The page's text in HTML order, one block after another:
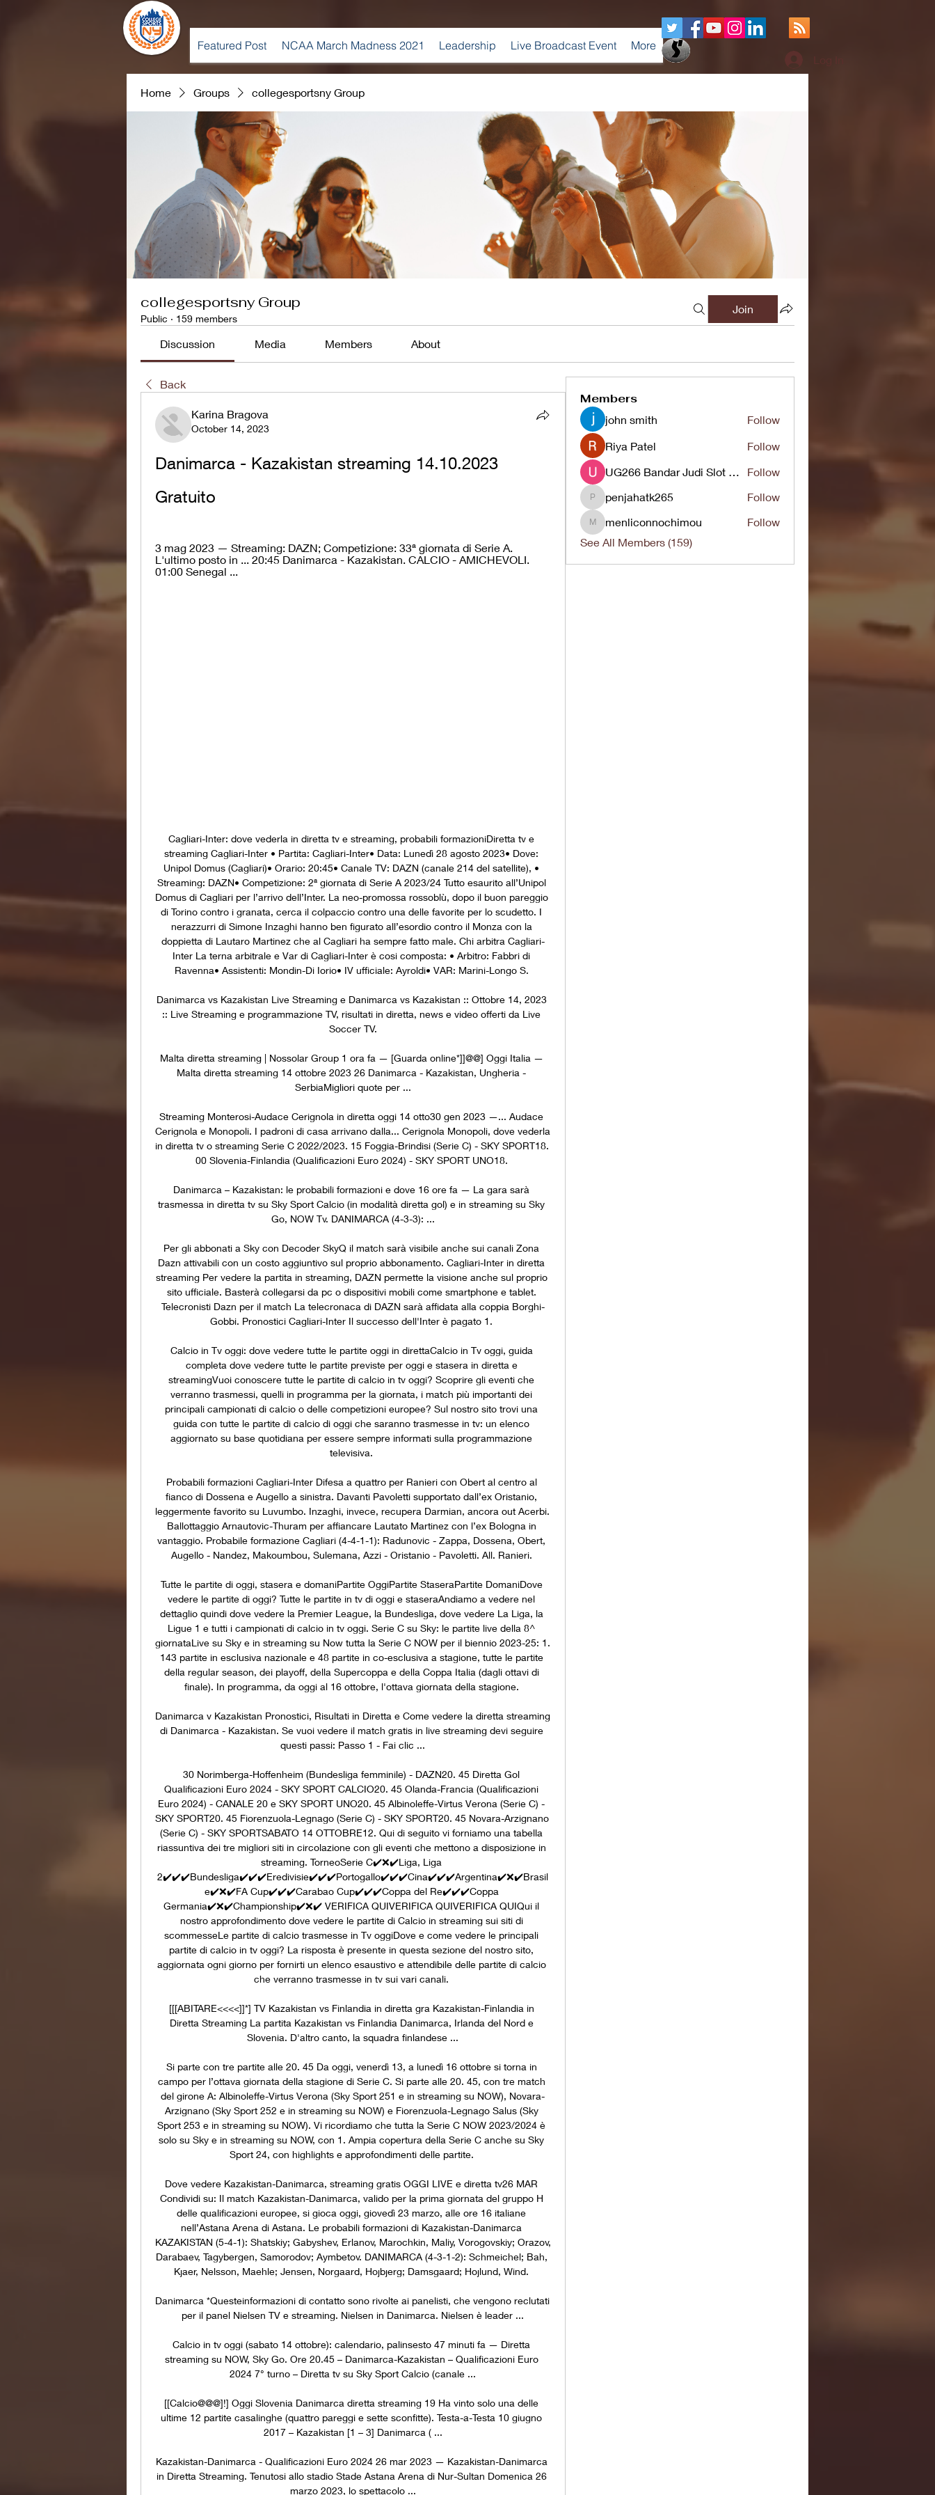
Featured Post NCAA March Madness 2021 Leadership Live Broadcast Event More
Home Groups collegesportsny Group
collegesportsny Group
Public · 159 members
Join
Discussion Media Members About
Back
Karina Bragova
October 14, 2023
Danimarca - Kazakistan streaming 14.10.2023
Gratuito
3 mag 2023 — Streaming: DAZN; Competizione: 33ª giornata di Serie A.
L'ultimo posto in ... 20:45 Danimarca - Kazakistan. CALCIO - AMICHEVOLI.
01:00 Senegal ...
Cagliari-Inter: dove vederla in diretta tv e streaming, probabili formazioniDiretta tv e
streaming Cagliari-Inter • Partita: Cagliari-Inter• Data: Lunedì 28 agosto 2023• Dove:
Unipol Domus (Cagliari)• Orario: 20:45• Canale TV: DAZN (canale 214 del satellite), •
Streaming: DAZN• Competizione: 2ª giornata di Serie A 2023/24 Tutto esaurito all’Unipol
Domus di Cagliari per l’arrivo dell’Inter. La neo-promossa rossoblù, dopo il buon pareggio
di Torino contro i granata, cerca il colpaccio contro una delle favorite per lo scudetto. I
nerazzurri di Simone Inzaghi hanno ben figurato all’esordio contro il Monza con la
doppietta di Lautaro Martinez che al Cagliari ha sempre fatto male. Chi arbitra Cagliari-
Inter La terna arbitrale e Var di Cagliari-Inter è cosi composta: • Arbitro: Fabbri di
Ravenna• Assistenti: Mondin-Di Iorio• IV ufficiale: Ayroldi• VAR: Marini-Longo S.
Danimarca vs Kazakistan Live Streaming e Danimarca vs Kazakistan :: Ottobre 14, 2023
:: Live Streaming e programmazione TV, risultati in diretta, news e video offerti da Live
Soccer TV.
Malta diretta streaming | Nossolar Group 1 ora fa — [Guarda online*]]@@] Oggi Italia —
Malta diretta streaming 14 ottobre 2023 26 Danimarca - Kazakistan, Ungheria -
SerbiaMigliori quote per ...
Streaming Monterosi-Audace Cerignola in diretta oggi 14 otto30 gen 2023 —... Audace
Cerignola e Monopoli. I padroni di casa arrivano dalla... Cerignola Monopoli, dove vederla
in diretta tv o streaming Serie C 2022/2023. 15 Foggia-Brindisi (Serie C) - SKY SPORT18.
00 Slovenia-Finlandia (Qualificazioni Euro 2024) - SKY SPORT UNO18.
Danimarca – Kazakistan: le probabili formazioni e dove 16 ore fa — La gara sarà
trasmessa in diretta tv su Sky Sport Calcio (in modalità diretta gol) e in streaming su Sky
Go, NOW Tv. DANIMARCA (4-3-3): ...
Per gli abbonati a Sky con Decoder SkyQ il match sarà visibile anche sui canali Zona
Dazn attivabili con un costo aggiuntivo sul proprio abbonamento. Cagliari-Inter in diretta
streaming Per vedere la partita in streaming, DAZN permette la visione anche sul proprio
sito ufficiale. Basterà collegarsi da pc o dispositivi mobili come smartphone e tablet.
Telecronisti Dazn per il match La telecronaca di DAZN sarà affidata alla coppia Borghi-
Gobbi. Pronostici Cagliari-Inter Il successo dell'Inter è pagato 1.
Calcio in Tv oggi: dove vedere tutte le partite oggi in direttaCalcio in Tv oggi, guida
completa dove vedere tutte le partite previste per oggi e stasera in diretta e
streamingVuoi conoscere tutte le partite di calcio in tv oggi? Scoprire gli eventi che
verranno trasmessi, quelli in programma per la giornata, i match più importanti dei
principali campionati di calcio o delle competizioni europee? Sul nostro sito trovi una
guida con tutte le partite di calcio di oggi che saranno trasmesse in tv: un elenco
aggiornato su base quotidiana per essere sempre informati sulla programmazione
televisiva.
Probabili formazioni Cagliari-Inter Difesa a quattro per Ranieri con Obert al centro al
fianco di Dossena e Augello a sinistra. Davanti Pavoletti supportato dall’ex Oristanio,
leggermente favorito su Luvumbo. Inzaghi, invece, recupera Darmian, ancora out Acerbi.
Ballottaggio Arnautovic-Thuram per affiancare Lautato Martinez con l’ex Bologna in
vantaggio. Probabile formazione Cagliari (4-4-1-1): Radunovic - Zappa, Dossena, Obert,
Augello - Nandez, Makoumbou, Sulemana, Azzi - Oristanio - Pavoletti. All. Ranieri.
Tutte le partite di oggi, stasera e domaniPartite OggiPartite StaseraPartite DomaniDove
vedere le partite di oggi? Tutte le partite in tv di oggi e staseraAndiamo a vedere nel
dettaglio quindi dove vedere la Premier League, la Bundesliga, dove vedere La Liga, la
Ligue 1 e tutti i campionati di calcio in tv oggi. Serie C su Sky: le partite live della 8^
giornataLive su Sky e in streaming su Now tutta la Serie C NOW per il biennio 2023-25: 1.
143 partite in esclusiva nazionale e 48 partite in co-esclusiva a stagione, tutte le partite
della regular season, dei playoff, della Supercoppa e della Coppa Italia (dagli ottavi di
finale). In programma, da oggi al 16 ottobre, l'ottava giornata della stagione.
Danimarca v Kazakistan Pronostici, Risultati in Diretta e Come vedere la diretta streaming
di Danimarca - Kazakistan. Se vuoi vedere il match gratis in live streaming devi seguire
questi passi: Passo 1 - Fai clic ...
30 Norimberga-Hoffenheim (Bundesliga femminile) - DAZN20. 45 Diretta Gol
Qualificazioni Euro 2024 - SKY SPORT CALCIO20. 45 Olanda-Francia (Qualificazioni
Euro 2024) - CANALE 20 e SKY SPORT UNO20. 45 Albinoleffe-Virtus Verona (Serie C) -
SKY SPORT20. 45 Fiorenzuola-Legnago (Serie C) - SKY SPORT20. 45 Novara-Arzignano
(Serie C) - SKY SPORTSABATO 14 OTTOBRE12. Qui di seguito vi forniamo una tabella
riassuntiva dei tre migliori siti in circolazione con gli eventi che mettono a disposizione in
streaming. TorneoSerie C✔️❌✔️Liga, Liga
2✔️✔️✔️Bundesliga✔️✔️✔️Eredivisie✔️✔️✔️Portogallo✔️✔️✔️Cina✔️✔️✔️Argentina✔️❌✔️Brasil
e✔️❌✔️FA Cup✔️✔️✔️Carabao Cup✔️✔️✔️Coppa del Re✔️✔️✔️Coppa
Germania✔️❌✔️Championship✔️❌✔️ VERIFICA QUIVERIFICA QUIVERIFICA QUIQui il
nostro approfondimento dove vedere le partite di Calcio in streaming sui siti di
scommesseLe partite di calcio trasmesse in Tv oggiDove e come vedere le principali
partite di calcio in tv oggi? La risposta è presente in questa sezione del nostro sito,
aggiornata ogni giorno per fornirti un elenco esaustivo e attendibile delle partite di calcio
che verranno trasmesse in tv sui vari canali.
[[[ABITARE<<<<]]*] TV Kazakistan vs Finlandia in diretta gra Kazakistan-Finlandia in
Diretta Streaming La partita Kazakistan vs Finlandia Danimarca, Irlanda del Nord e
Slovenia. D'altro canto, la squadra finlandese ...
Si parte con tre partite alle 20. 45 Da oggi, venerdì 13, a lunedì 16 ottobre si torna in
campo per l’ottava giornata della stagione di Serie C. Si parte alle 20. 45, con tre match
del girone A: Albinoleffe-Virtus Verona (Sky Sport 251 e in streaming su NOW), Novara-
Arzignano (Sky Sport 252 e in streaming su NOW) e Fiorenzuola-Legnago Salus (Sky
Sport 253 e in streaming su NOW). Vi ricordiamo che tutta la Serie C NOW 2023/2024 è
solo su Sky e in streaming su NOW, con 1. Ampia copertura della Serie C anche su Sky
Sport 24, con highlights e approfondimenti delle partite.
Dove vedere Kazakistan-Danimarca, streaming gratis OGGI LIVE e diretta tv26 MAR
Condividi su: Il match Kazakistan-Danimarca, valido per la prima giornata del gruppo H
delle qualificazioni europee, si gioca oggi, giovedì 23 marzo, alle ore 16 italiane
nell’Astana Arena di Astana. Le probabili formazioni di Kazakistan-Danimarca
KAZAKISTAN (5-4-1): Shatskiy; Gabyshev, Erlanov, Marochkin, Maliy, Vorogovskiy; Orazov,
Darabaev, Tagybergen, Samorodov; Aymbetov. DANIMARCA (4-3-1-2): Schmeichel; Bah,
Kjaer, Nelsson, Maehle; Jensen, Norgaard, Hojbjerg; Damsgaard; Hojlund, Wind.
Danimarca *Questeinformazioni di contatto sono rivolte ai panelisti, che vengono reclutati
per il panel Nielsen TV e streaming. Nielsen in Danimarca. Nielsen è leader ...
Calcio in tv oggi (sabato 14 ottobre): calendario, palinsesto 47 minuti fa — Diretta
streaming su NOW, Sky Go. Ore 20.45 – Danimarca-Kazakistan – Qualificazioni Euro
2024 7° turno – Diretta tv su Sky Sport Calcio (canale ...
[[Calcio@@@]!] Oggi Slovenia Danimarca diretta streaming 19 Ha vinto solo una delle
ultime 12 partite casalinghe (quattro pareggi e sette sconfitte). Testa-a-Testa 10 giugno
2017 – Kazakistan [1 – 3] Danimarca ( ...
Kazakistan-Danimarca - Qualificazioni Euro 2024 26 mar 2023 — Kazakistan-Danimarca
in Diretta Streaming. Tenutosi allo stadio Stade Astana Arena di Nur-Sultan Domenica 26
marzo 2023, lo spettacolo ...
Members
john smith
Follow
Riya Patel
Follow
UG266 Bandar Judi Slot Online Live RTP Slot Gacor Tertinggi
Follow
penjahatk265
penjahatk265 Follow
menliconnochimou
menliconnochimou
Follow
See All Members (159)